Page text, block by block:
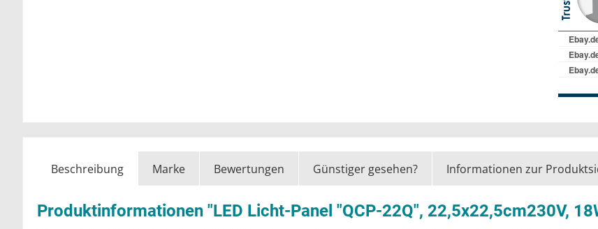
Beschreibung Marke Bewertungen Günstiger gesehen? Informationen zur
Produktinformationen "LED Licht-Panel "QCP-22Q", 22,5x22,5cm230V,